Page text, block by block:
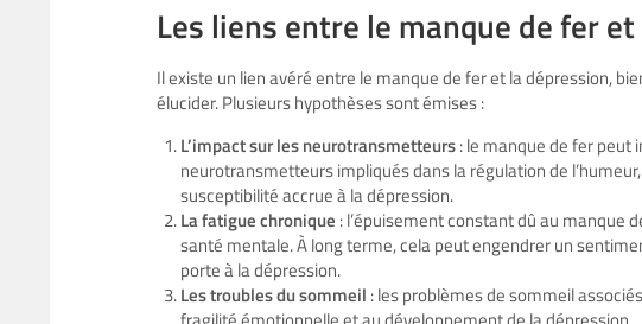
Les liens entre le manque de fer
Il existe un lien avéré entre le manque de fer et la dépression,
élucider. Plusieurs hypothèses sont émises :
L’impact sur les neurotransmetteurs: le manque de fer peut
neurotransmetteurs impliqués dans la régulation de
susceptibilité accrue à la dépression.
La fatigue chronique : l’épuisement constant dû au manque
santé mentale. À long terme, cela peut engendrer un
porte à la dépression.
Les troubles du sommeil : les problèmes de sommeil